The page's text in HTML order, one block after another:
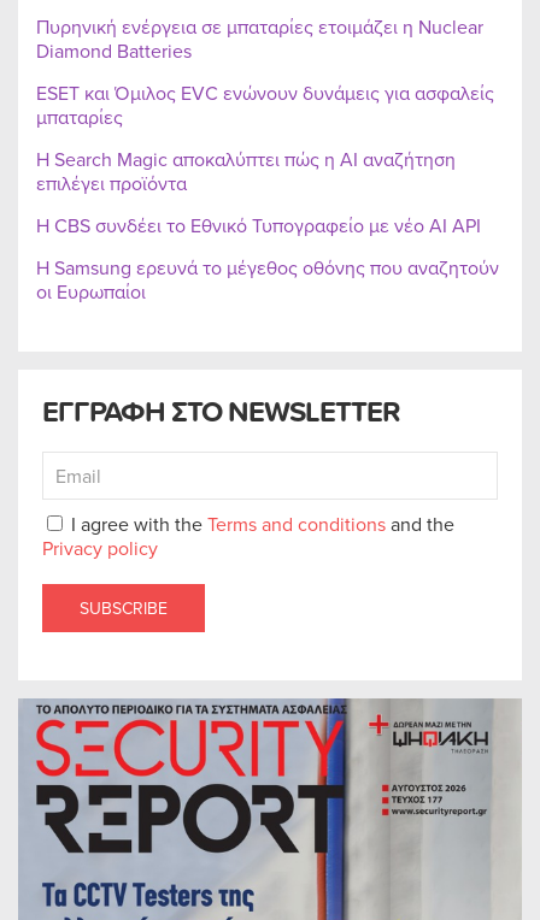
ΕΓΓΡΑΦΗ ΣΤΟ NEWSLETTER
I agree with theTerms and conditionsand the
Privacy policy
SUBSCRIBE
Πυρηνική ενέργεια σε μπαταρίες ετοιμάζει η Nuclear
Diamond Batteries
ESET και Όμιλος EVC ενώνουν δυνάμεις για ασφαλείς
μπαταρίες
Η Search Magic αποκαλύπτει πώς η AI αναζήτηση
επιλέγει προϊόντα
Η CBS συνδέει το Εθνικό Τυπογραφείο με νέο AI API
Η Samsung ερευνά το μέγεθος οθόνης που αναζητούν
οι Ευρωπαίοι